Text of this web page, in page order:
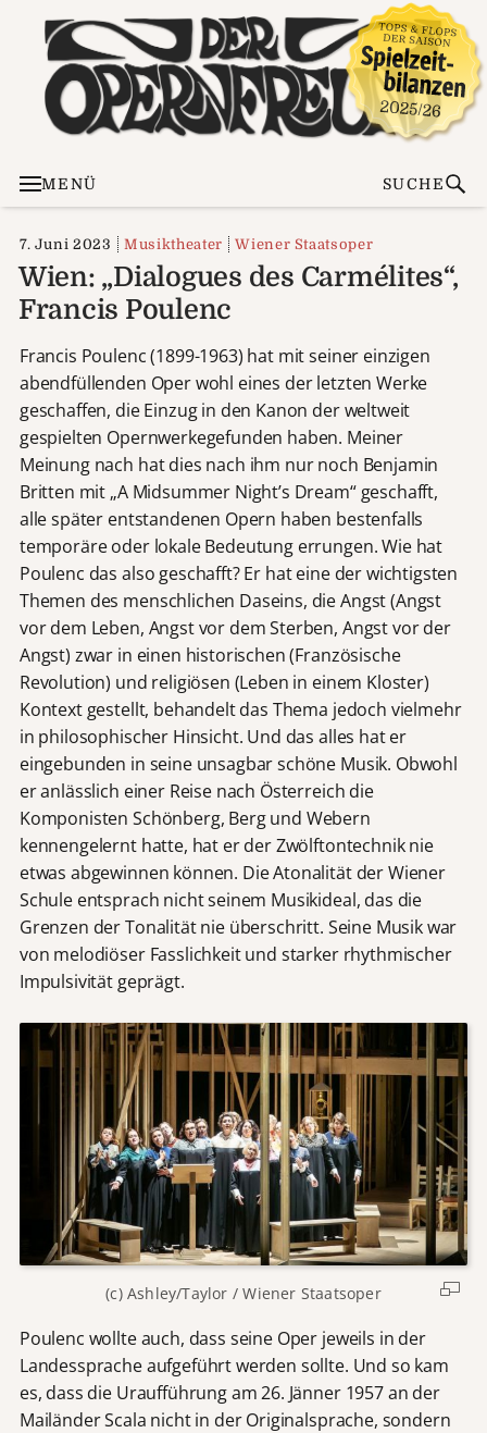
MENÜ SUCHE
7. Juni 2023 Musiktheater Wiener Staatsoper
Wien: „Dialogues des Carmélites“,
Francis Poulenc
Francis Poulenc (1899-1963) hat mit seiner einzigen
abendfüllenden Oper wohl eines der letzten Werke
geschaffen, die Einzug in den Kanon der weltweit
gespielten Opernwerkegefunden haben. Meiner
Meinung nach hat dies nach ihm nur noch Benjamin
Britten mit „A Midsummer Night’s Dream“ geschafft,
alle später entstandenen Opern haben bestenfalls
temporäre oder lokale Bedeutung errungen. Wie hat
Poulenc das also geschafft? Er hat eine der wichtigsten
Themen des menschlichen Daseins, die Angst (Angst
vor dem Leben, Angst vor dem Sterben, Angst vor der
Angst) zwar in einen historischen (Französische
Revolution) und religiösen (Leben in einem Kloster)
Kontext gestellt, behandelt das Thema jedoch vielmehr
in philosophischer Hinsicht. Und das alles hat er
eingebunden in seine unsagbar schöne Musik. Obwohl
er anlässlich einer Reise nach Österreich die
Komponisten Schönberg, Berg und Webern
kennengelernt hatte, hat er der Zwölftontechnik nie
etwas abgewinnen können. Die Atonalität der Wiener
Schule entsprach nicht seinem Musikideal, das die
Grenzen der Tonalität nie überschritt. Seine Musik war
von melodiöser Fasslichkeit und starker rhythmischer
Impulsivität geprägt.
(c) Ashley/Taylor / Wiener Staatsoper
Poulenc wollte auch, dass seine Oper jeweils in der
Landessprache aufgeführt werden sollte. Und so kam
es, dass die Uraufführung am 26. Jänner 1957 an der
Mailänder Scala nicht in der Originalsprache, sondern